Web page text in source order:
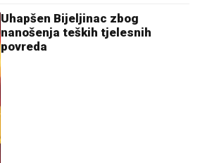
Uhapšen Bijeljinac zbog
nanošenja teških tjelesnih
povreda